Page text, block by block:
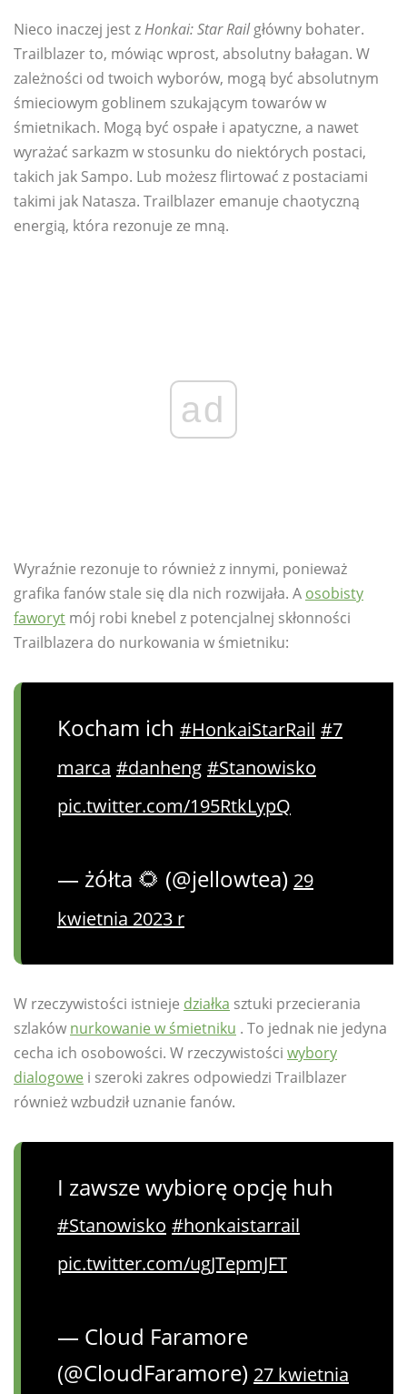
Nieco inaczej jest zHonkai: Star Railgłówny bohater.
Trailblazer to, mówiąc wprost, absolutny bałagan. W
zależności od twoich wyborów, mogą być absolutnym
śmieciowym goblinem szukającym towarów w
śmietnikach. Mogą być ospałe i apatyczne, a nawet
wyrażać sarkazm w stosunku do niektórych postaci,
takich jak Sampo. Lub możesz flirtować z postaciami
takimi jak Natasza. Trailblazer emanuje chaotyczną
energią, która rezonuje ze mną.
ad
Wyraźnie rezonuje to również z innymi, ponieważ
grafika fanów stale się dla nich rozwijała. A osobisty
faworyt mój robi knebel z potencjalnej skłonności
Trailblazera do nurkowania w śmietniku:
Kocham ich #HonkaiStarRail #7
marca #danheng #Stanowisko
pic.twitter.com/195RtkLypQ
— żółta 🌻 (@jellowtea) 29
kwietnia 2023 r
W rzeczywistości istnieje działka sztuki przecierania
szlaków nurkowanie w śmietniku . To jednak nie jedyna
cecha ich osobowości. W rzeczywistości wybory
dialogowe i szeroki zakres odpowiedzi Trailblazer
również wzbudził uznanie fanów.
I zawsze wybiorę opcję huh
#Stanowisko #honkaistarrail
pic.twitter.com/ugJTepmJFT
— Cloud Faramore
(@CloudFaramore) 27 kwietnia